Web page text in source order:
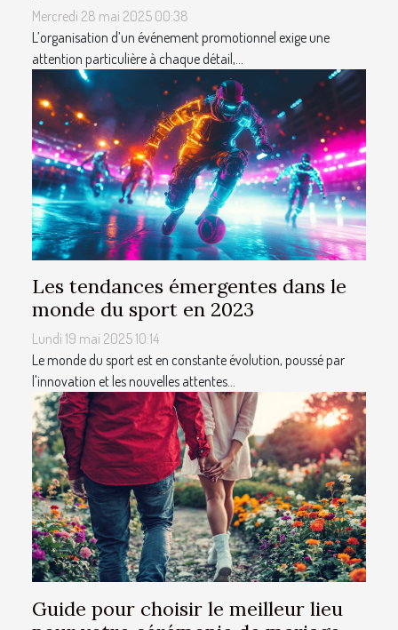
Mercredi 28 mai 2025 00:38
L’organisation d’un événement promotionnel exige une
attention particulière à chaque détail,...
Les tendances émergentes dans le
monde du sport en 2023
Lundi 19 mai 2025 10:14
Le monde du sport est en constante évolution, poussé par
l'innovation et les nouvelles attentes...
Guide pour choisir le meilleur lieu